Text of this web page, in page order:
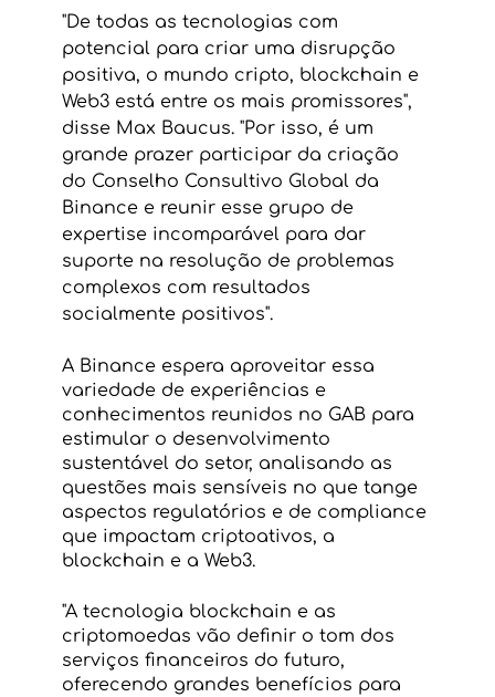
"De todas as tecnologias com
potencial para criar uma disrupção
positiva, o mundo cripto, blockchain e
Web3 está entre os mais promissores",
disse Max Baucus. "Por isso, é um
grande prazer participar da criação
do Conselho Consultivo Global da
Binance e reunir esse grupo de
expertise incomparável para dar
suporte na resolução de problemas
complexos com resultados
socialmente positivos".
A Binance espera aproveitar essa
variedade de experiências e
conhecimentos reunidos no GAB para
estimular o desenvolvimento
sustentável do setor, analisando as
questões mais sensíveis no que tange
aspectos regulatórios e de compliance
que impactam criptoativos, a
blockchain e a Web3.
"A tecnologia blockchain e as
criptomoedas vão definir o tom dos
serviços financeiros do futuro,
oferecendo grandes benefícios para